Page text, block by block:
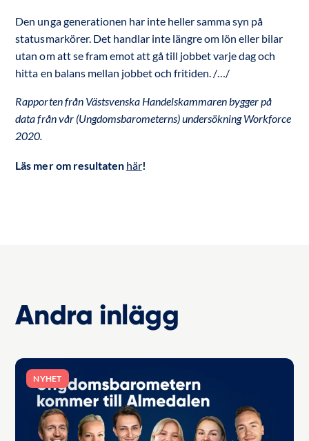
Den unga generationen har inte heller samma syn på
statusmarkörer. Det handlar inte längre om lön eller bilar
utan om att se fram emot att gå till jobbet varje dag och
hitta en balans mellan jobbet och fritiden. /…/
Rapporten från Västsvenska Handelskammaren bygger på
data från vår (Ungdomsbarometerns) undersökning Workforce
2020.
Läs mer om resultaten här!
Andra inlägg
NYHET